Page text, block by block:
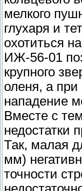
мелкого
глухаря и
охотиться
ИЖ-56-01
крупного
оленя, а при
нападение
Вместе с
недостатки
Так, малая
мм)
точности